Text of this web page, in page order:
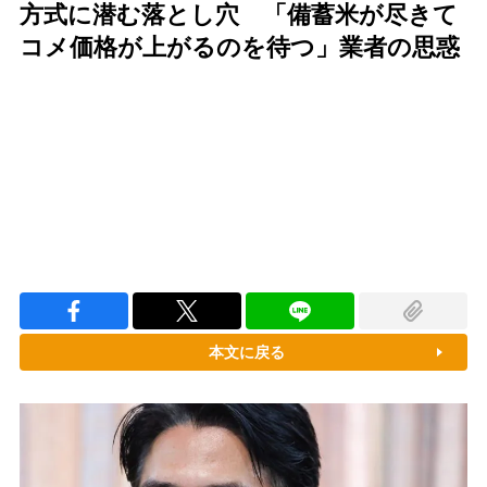
方式に潜む落とし穴 「備蓄米が尽きて
コメ価格が上がるのを待つ」業者の思惑
本文に戻る